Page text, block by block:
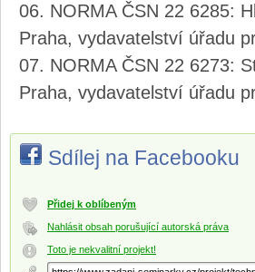
NORMA ČSN 22 6285:
Praha, vydavatelství úřadu
NORMA ČSN 22 6273:
Praha, vydavatelství úřadu
Sdílej na Facebooku
Přidej k oblíbeným
Nahlásit obsah porušující autorská práva
Toto je nekvalitní projekt!